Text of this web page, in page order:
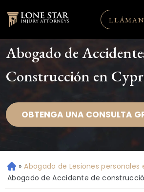
Abogado de
Construcción en
OBTENGA UNA CONSULTA
Ini
ci
» Abogado de Lesiones personales
Abogado de Accidente de